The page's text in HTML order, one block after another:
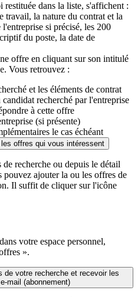
dans la liste, s'affichent :
travail, la nature du contrat et la
si précisé, les 200
du poste, la date de
offre en cliquant sur son intitulé
Vous retrouvez :
et les éléments de contrat
recherché par l'entreprise
à cette offre
(si présente)
le cas échéant
offres qui vous intéressent
recherche ou depuis le détail
ajouter la ou les offres de
Il suffit de cliquer sur l'icône
votre espace personnel,
».
de votre recherche et recevoir les
mail (abonnement)